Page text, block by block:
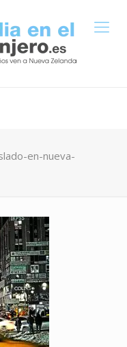
en-nueva-